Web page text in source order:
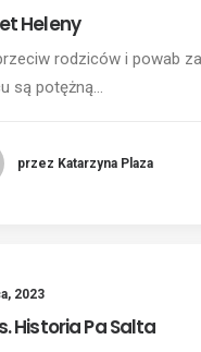
Heleny
rodziców i powab
są potężną…
przez Katarzyna Plaza
2023
Historia Pa Salta